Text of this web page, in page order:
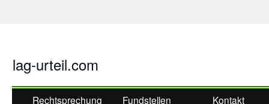
lag-urteil.com
Rechtsprechung Fundstellen Kontakt